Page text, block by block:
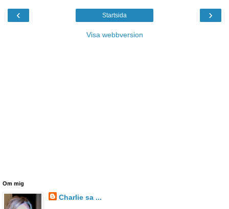
‹ ›
Startsida
Visa webbversion
Om mig
Charlie sa ...